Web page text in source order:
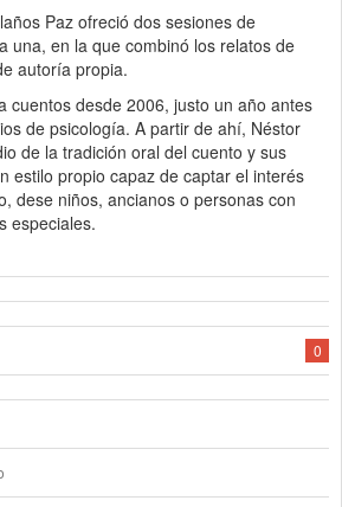
Paz ofreció dos sesiones de
una, en la que combinó los relatos de
autoría propia.
cuentos desde 2006, justo un año antes
de psicología. A partir de ahí, Néstor
de la tradición oral del cuento y sus
estilo propio capaz de captar el interés
dese niños, ancianos o personas con
especiales.
0